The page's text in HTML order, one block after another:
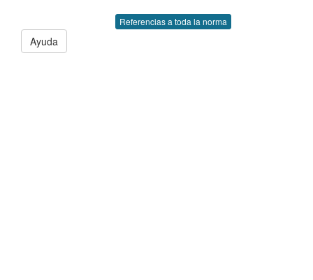
Referencias a toda la norma
Ayuda